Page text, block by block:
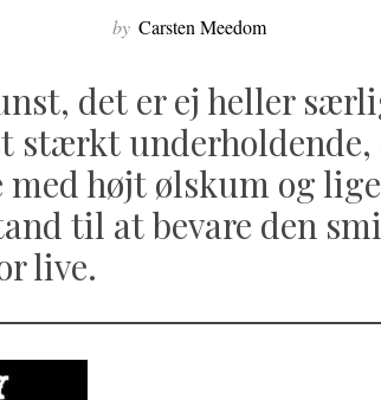
by Carsten Meedom
det er ej heller
stærkt underholdende,
højt ølskum og
til at bevare den
live.